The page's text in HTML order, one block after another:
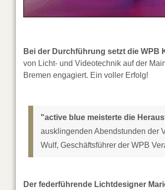
Bei der Durchführung setzt die WPB
von Licht- und Videotechnik auf der
Bremen engagiert. Ein voller Erfolg!
"active blue meisterte die
ausklingenden Abendstunden der
Wulf, Geschäftsführer der WPB
Der federführende Lichtdesigner